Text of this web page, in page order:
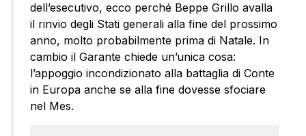
dell’esecutivo, ecco perché Beppe Grillo avalla
il rinvio degli Stati generali alla fine del prossimo
anno, molto probabilmente prima di Natale. In
cambio il Garante chiede un’unica cosa:
l’appoggio incondizionato alla battaglia di Conte
in Europa anche se alla fine dovesse sfociare
nel Mes.